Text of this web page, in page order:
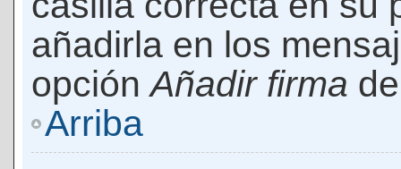
añadirla en los
opciónAñadir firma
Arriba